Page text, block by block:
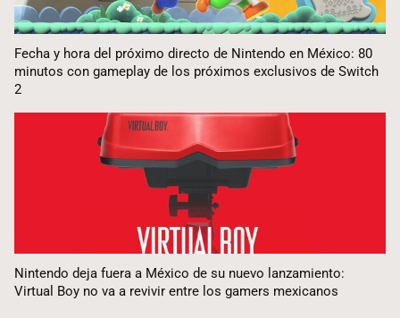
Fecha y hora del próximo directo de Nintendo en México: 80
minutos con gameplay de los próximos exclusivos de Switch
2
Nintendo deja fuera a México de su nuevo lanzamiento:
Virtual Boy no va a revivir entre los gamers mexicanos